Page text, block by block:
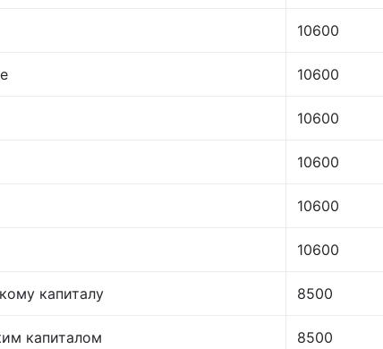
10600
10600
10600
10600
10600
10600
капиталу 8500
капиталом 8500